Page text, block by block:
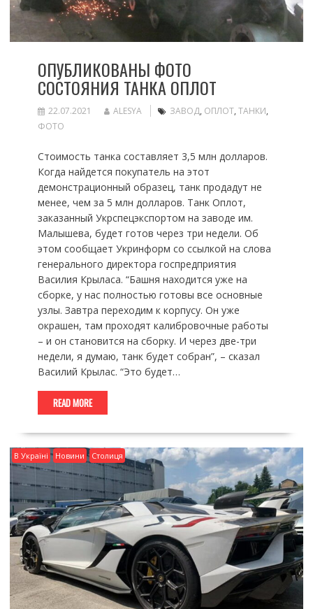
ОПУБЛИКОВАНЫ ФОТО
СОСТОЯНИЯ ТАНКА ОПЛОТ
22.07.2021 ALESYA ЗАВОД, ОПЛОТ, ТАНКИ,
ФОТО
Стоимость танка составляет 3,5 млн долларов.
Когда найдется покупатель на этот
демонстрационный образец, танк продадут не
менее, чем за 5 млн долларов. Танк Оплот,
заказанный Укрспецэкспортом на заводе им.
Малышева, будет готов через три недели. Об
этом сообщает Укринформ со ссылкой на слова
генерального директора госпредприятия
Василия Крыласа. “Башня находится уже на
сборке, у нас полностью готовы все основные
узлы. Завтра переходим к корпусу. Он уже
окрашен, там проходят калибровочные работы
– и он становится на сборку. И через две-три
недели, я думаю, танк будет собран”, – сказал
Василий Крылас. “Это будет…
READ MORE
В Україні Новини Столиця